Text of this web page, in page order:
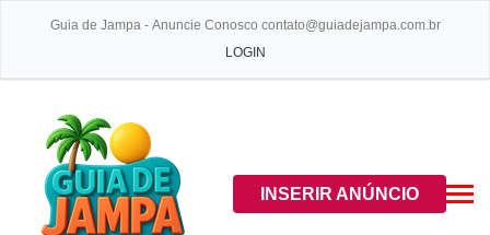
Guia de Jampa - Anuncie Conosco contato@guiadejampa.com.br
LOGIN
INSERIR ANÚNCIO